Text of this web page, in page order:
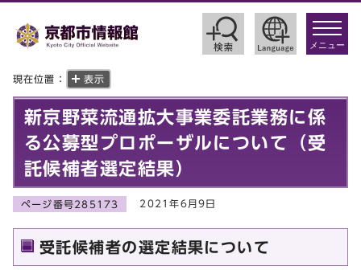
toggle
メニュー
現在位置： 表示
新京野菜流通拡大事業委託業務に係
る公募型プロポーザルについて（受
託候補者選定結果）
ページ番号285173 2021年6月9日
受託候補者の選定結果について